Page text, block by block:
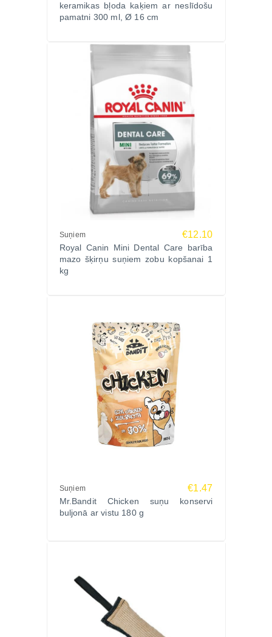
keramikas bļoda kaķiem ar neslīdošu
pamatni 300 ml, Ø 16 cm
Suņiem €12.10
Royal Canin Mini Dental Care barība
mazo šķirņu suņiem zobu kopšanai 1
kg
Suņiem €1.47
Mr.Bandit Chicken suņu konservi
buljonā ar vistu 180 g